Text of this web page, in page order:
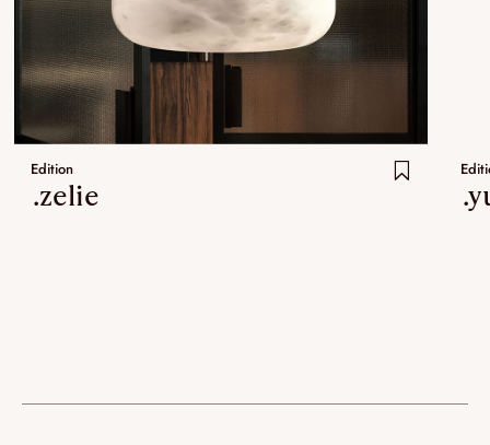
Edition
.zelie